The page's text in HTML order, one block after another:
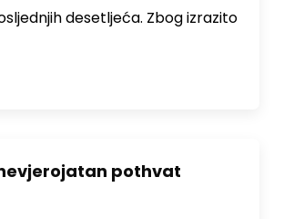
desetljeća. Zbog izrazito
pothvat